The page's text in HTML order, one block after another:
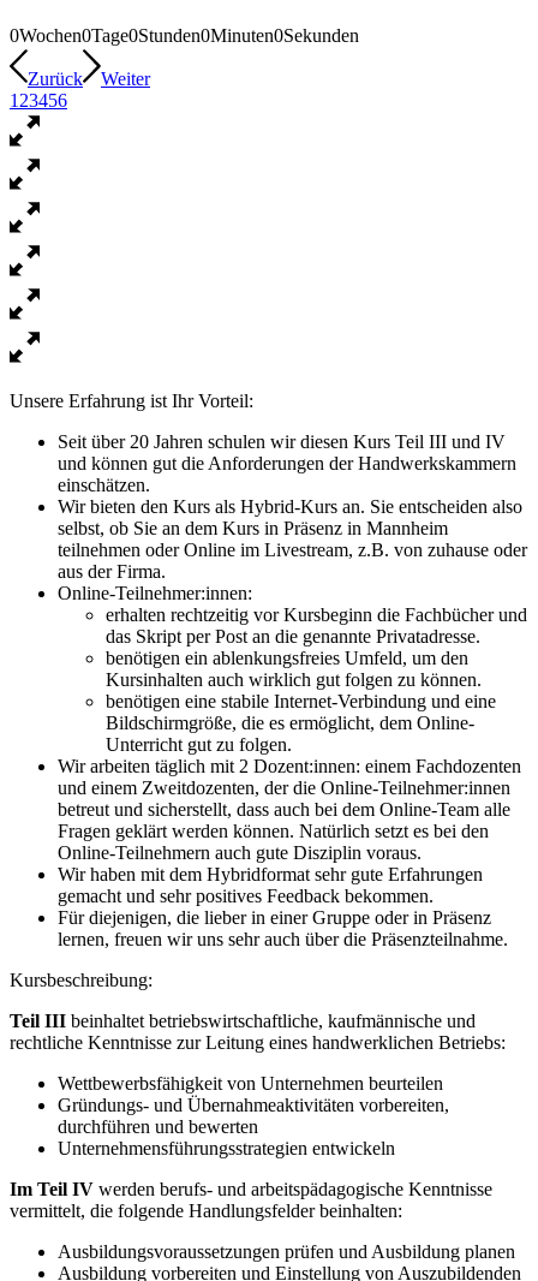
0Wochen0Tage0Stunden0Minuten0Sekunden
Zurück
Weiter
1 23456
Unsere Erfahrung ist Ihr Vorteil:
Seit über 20 Jahren schulen wir diesen Kurs Teil III und IV
und können gut die Anforderungen der Handwerkskammern
einschätzen.
Wir bieten den Kurs als Hybrid-Kurs an. Sie entscheiden also
selbst, ob Sie an dem Kurs in Präsenz in Mannheim
teilnehmen oder Online im Livestream, z.B. von zuhause oder
aus der Firma.
Online-Teilnehmer:innen:
erhalten rechtzeitig vor Kursbeginn die Fachbücher und
das Skript per Post an die genannte Privatadresse.
benötigen ein ablenkungsfreies Umfeld, um den
Kursinhalten auch wirklich gut folgen zu können.
benötigen eine stabile Internet-Verbindung und eine
Bildschirmgröße, die es ermöglicht, dem Online-
Unterricht gut zu folgen.
Wir arbeiten täglich mit 2 Dozent:innen: einem Fachdozenten
und einem Zweitdozenten, der die Online-Teilnehmer:innen
betreut und sicherstellt, dass auch bei dem Online-Team alle
Fragen geklärt werden können. Natürlich setzt es bei den
Online-Teilnehmern auch gute Disziplin voraus.
Wir haben mit dem Hybridformat sehr gute Erfahrungen
gemacht und sehr positives Feedback bekommen.
Für diejenigen, die lieber in einer Gruppe oder in Präsenz
lernen, freuen wir uns sehr auch über die Präsenzteilnahme.
Kursbeschreibung:
Teil III beinhaltet betriebswirtschaftliche, kaufmännische und
rechtliche Kenntnisse zur Leitung eines handwerklichen Betriebs:
Wettbewerbsfähigkeit von Unternehmen beurteilen
Gründungs- und Übernahmeaktivitäten vorbereiten,
durchführen und bewerten
Unternehmensführungsstrategien entwickeln
Im Teil IV werden berufs- und arbeitspädagogische Kenntnisse
vermittelt, die folgende Handlungsfelder beinhalten:
Ausbildungsvoraussetzungen prüfen und Ausbildung planen
Ausbildung vorbereiten und Einstellung von Auszubildenden